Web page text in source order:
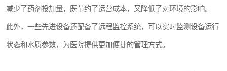
减少了药剂投加量，既节约了运营成本，又降低了对环境的影响。
此外，一些先进设备还配备了远程监控系统，可以实时监测设备运行
状态和水质参数，为医院提供更加便捷的管理方式。